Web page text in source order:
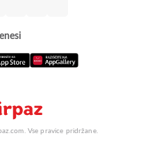
Vse pravice pridržane.